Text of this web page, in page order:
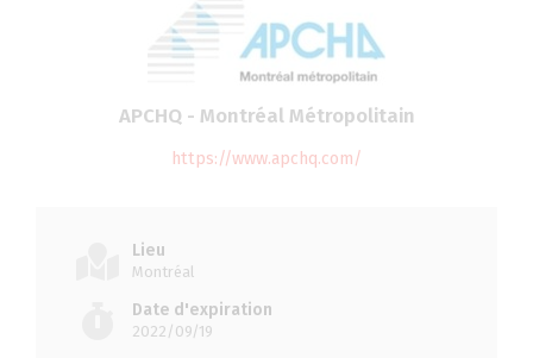
APCHQ - Montréal Métropolitain
https://www.apchq.com/
Lieu
Montréal
Date d'expiration
2022/09/19